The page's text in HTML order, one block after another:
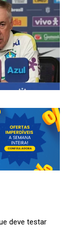
deve testar